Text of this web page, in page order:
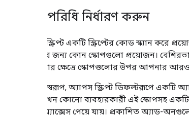
সুস্পষ্ট পরিধি নির্ধারণ করুন
অ্যাপস স্ক্রিপ্ট একটি স্ক্রিপ্টের কোড স্ক্যান করে
স্ক্রিপ্টটির জন্য কোন স্কোপগুলো প্রয়োজন।
অনগুলোর ক্ষেত্রে স্কোপগুলোর উপর আপনার আরও
উদাহরণস্বরূপ, অ্যাপস স্ক্রিপ্ট ডিফল্টরূপে একটি
পারে। যখন কোনো ব্যবহারকারী এই স্কোপসহ
সম্পূর্ণ অ্যাক্সেস পেয়ে যায়। প্রকাশিত অ্যাড-